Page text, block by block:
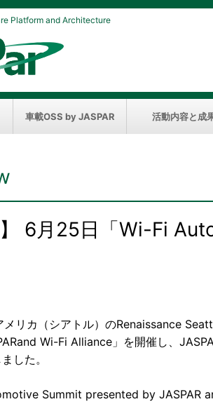
Platform and Architecture
車載OSS by JASPAR 活動内容と成
】 6月25日「Wi-Fi
メリカ（シアトル）のRenaissance
Wi-Fi Alliance」を開催し、
した。
Summit presented by JASPAR